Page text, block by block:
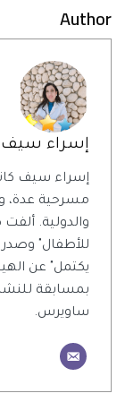
Author
إسراء سيف
إسراء سيف
مسرحية عدة،
والدولية.
للأطفال"
يكتمل" عن
بمسابقة
ساويرس.